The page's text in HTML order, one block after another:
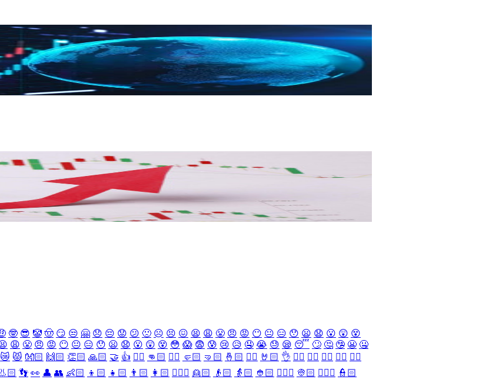
🤓 😎 🤡 🤠 😏 😒 🤗 😞 😔 😟 😕 🙁 ☹️ 😣 😖 😫 😩 😤 😠 😡 😶 😐 😑 😯 😦 😧 😮 😲 😵
😩 😤 😠 😡 😶 😐 😑 😯 😦 😧 😮 😲 😵 😳 😱 😨 😰 😢 😥 🤤 😭 😓 😪 😴 🙄 🤔 🤥 😬 🤐
😿 😾 👐🏻 🙌🏻 👏🏻 🙏🏻 🤝 👍 👎🏻 👊🏻 ✊🏻 🤛🏻 🤜🏻 🤞🏻 ✌🏻 🤘🏻 👌 👈🏻 👉🏻 👆🏻 👇🏻 ☝🏻
👣 👀 👤 👥 👶🏻 👦🏻 👧🏻 👨🏻 👩🏻 👱🏻‍♀️ 👱🏻 👴🏻 👵🏻 👲🏻 👳🏻‍♀️ 👳🏻 👮🏻‍♀️ 👮🏻